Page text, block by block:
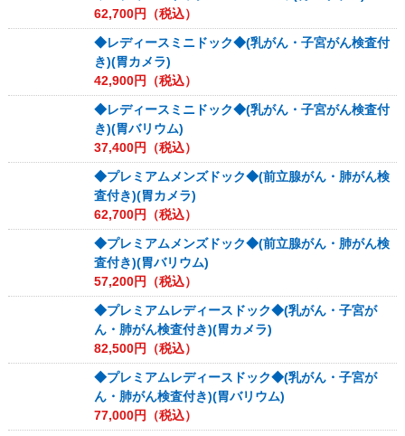
62,700円（税込）
◆レディースミニドック◆(乳がん・子宮がん検査付
き)(胃カメラ)
42,900円（税込）
◆レディースミニドック◆(乳がん・子宮がん検査付
き)(胃バリウム)
37,400円（税込）
◆プレミアムメンズドック◆(前立腺がん・肺がん検
査付き)(胃カメラ)
62,700円（税込）
◆プレミアムメンズドック◆(前立腺がん・肺がん検
査付き)(胃バリウム)
57,200円（税込）
◆プレミアムレディースドック◆(乳がん・子宮が
ん・肺がん検査付き)(胃カメラ)
82,500円（税込）
◆プレミアムレディースドック◆(乳がん・子宮が
ん・肺がん検査付き)(胃バリウム)
77,000円（税込）